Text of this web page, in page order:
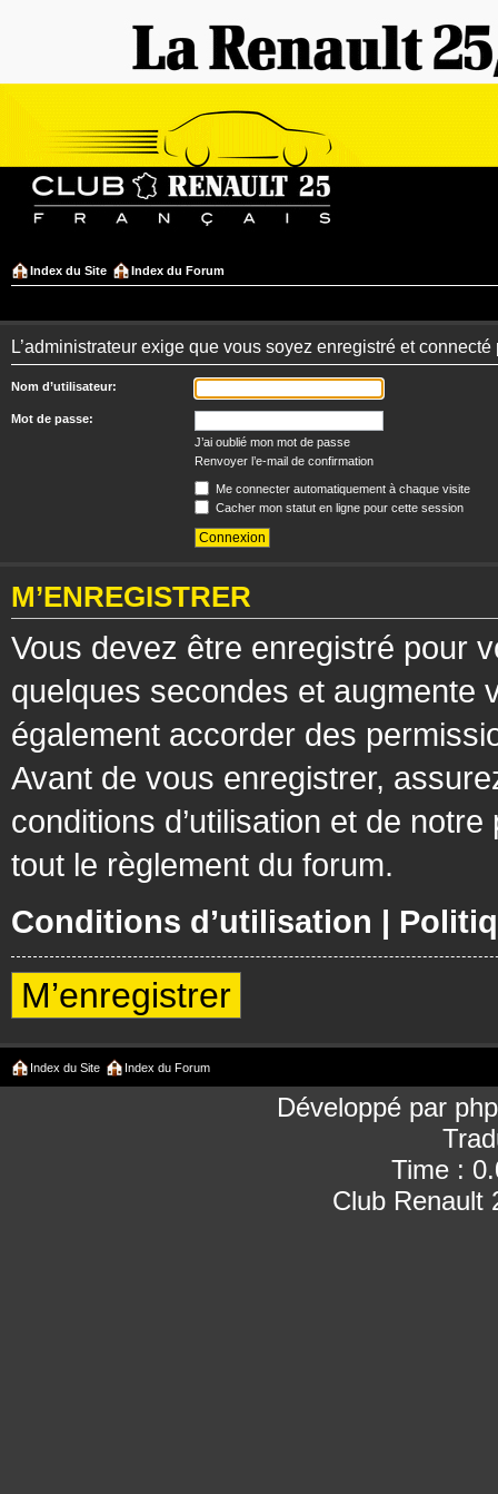
Index du Site Index du Forum
L’administrateur exige que vous soyez enregistré et
Nom d’utilisateur:
Mot de passe:
J’ai oublié mon mot de passe
Renvoyer l’e-mail de confirmation
Me connecter automatiquement à chaque visite
Cacher mon statut en ligne pour cette session
M’ENREGISTRER
Vous devez être enregistré pour
quelques secondes et augmente
également accorder des
Avant de vous enregistrer,
conditions d’utilisation et de
tout le règlement du forum.
Conditions d’utilisation |
M’enregistrer
Index du Site Index du Forum
Développé par
Time :
Club Renault